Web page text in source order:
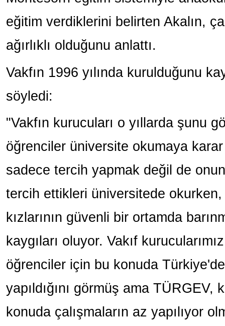
eğitim verdiklerini belirten Akalın,
ağırlıklı olduğunu anlattı.
Vakfın 1996 yılında kurulduğunu
söyledi:
"Vakfın kurucuları o yıllarda şunu
öğrenciler üniversite okumaya
sadece tercih yapmak değil de
tercih ettikleri üniversitede okurken,
kızlarının güvenli bir ortamda
kaygıları oluyor. Vakıf
öğrenciler için bu konuda Türkiye'de
yapıldığını görmüş ama TÜRGEV,
konuda çalışmaların az yapılıyor